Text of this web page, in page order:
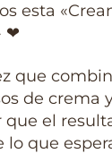
esta
❤
que
de crema
el
lo que